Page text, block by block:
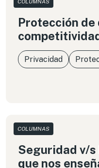
COLUMNAS
Protección de
Privacidad
COLUMNAS
Seguridad v/s
que nos